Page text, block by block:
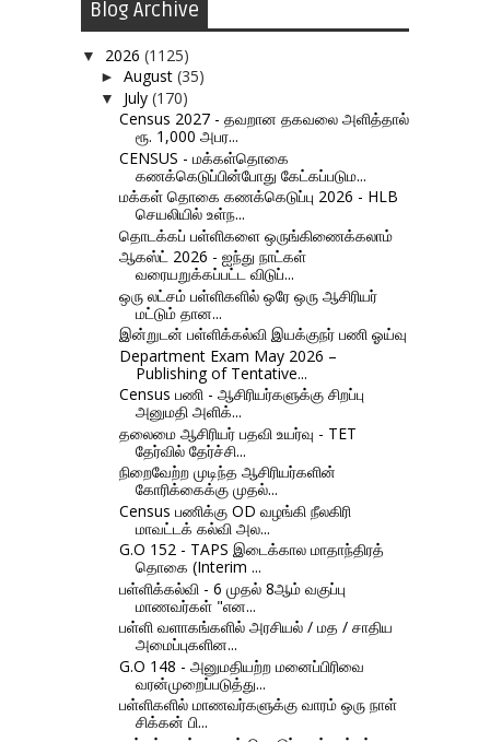
Blog Archive
▼ 2026 (1125)
► August (35)
▼ July (170)
Census 2027 - தவறான தகவலை அளித்தால்
ரூ. 1,000 அபர...
CENSUS - மக்கள்தொகை
கணக்கெடுப்பின்போது கேட்கப்படும...
மக்கள் தொகை கணக்கெடுப்பு 2026 - HLB
செயலியில் உள்ந...
தொடக்கப் பள்ளிகளை ஒருங்கிணைக்கலாம்
ஆகஸ்ட் 2026 - ஐந்து நாட்கள்
வரையறுக்கப்பட்ட விடுப்...
ஒரு லட்சம் பள்ளிகளில் ஒரே ஒரு ஆசிரியர்
மட்டும் தான...
இன்றுடன் பள்ளிக்கல்வி இயக்குநர் பணி ஓய்வு
Department Exam May 2026 –
Publishing of Tentative...
Census பணி - ஆசிரியர்களுக்கு சிறப்பு
அனுமதி அளிக்...
தலைமை ஆசிரியர் பதவி உயர்வு - TET
தேர்வில் தேர்ச்சி...
நிறைவேற்ற முடிந்த ஆசிரியர்களின்
கோரிக்கைக்கு முதல்...
Census பணிக்கு OD வழங்கி நீலகிரி
மாவட்டக் கல்வி அல...
G.O 152 - TAPS இடைக்கால மாதாந்திரத்
தொகை (Interim ...
பள்ளிக்கல்வி - 6 முதல் 8ஆம் வகுப்பு
மாணவர்கள் "என...
பள்ளி வளாகங்களில் அரசியல் / மத / சாதிய
அமைப்புகளின...
G.O 148 - அனுமதியற்ற மனைப்பிரிவை
வரன்முறைப்படுத்து...
பள்ளிகளில் மாணவர்களுக்கு வாரம் ஒரு நாள்
சிக்கன் பி...